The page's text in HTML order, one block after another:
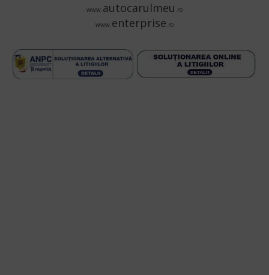
www.autocarulmeu .ro
www.enterprise.ro